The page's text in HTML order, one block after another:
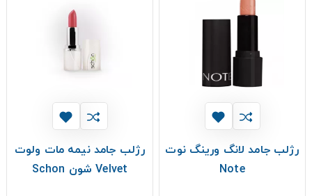
رژلب جامد لانگ ورینگ نوت
Note
رژلب جامد نیمه مات ولوت
Velvet شون Schon